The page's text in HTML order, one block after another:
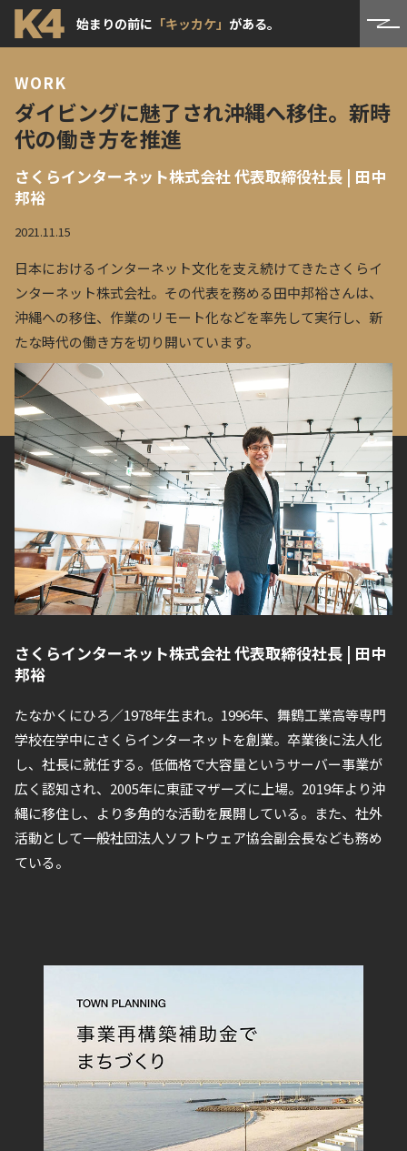
始まりの前に 「キッカケ」 がある。
WORK
ダイビングに魅了され沖縄へ移住。新時
代の働き方を推進
さくらインターネット株式会社 代表取締役社長 | 田中
邦裕
2021.11.15
日本におけるインターネット文化を支え続けてきたさくらイ
ンターネット株式会社。その代表を務める田中邦裕さんは、
沖縄への移住、作業のリモート化などを率先して実行し、新
たな時代の働き方を切り開いています。
さくらインターネット株式会社 代表取締役社長 | 田中
邦裕
たなかくにひろ／1978年生まれ。1996年、舞鶴工業高等専門
学校在学中にさくらインターネットを創業。卒業後に法人化
し、社長に就任する。低価格で大容量というサーバー事業が
広く認知され、2005年に東証マザーズに上場。2019年より沖
縄に移住し、より多角的な活動を展開している。また、社外
活動として⼀般社団法⼈ソフトウェア協会副会⻑なども務め
ている。